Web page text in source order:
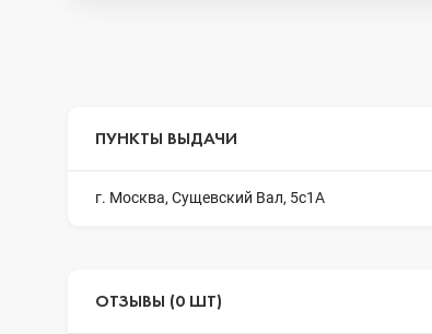
ПУНКТЫ ВЫДАЧИ
г. Москва, Сущевский Вал, 5с1А
ОТЗЫВЫ (0 ШТ)